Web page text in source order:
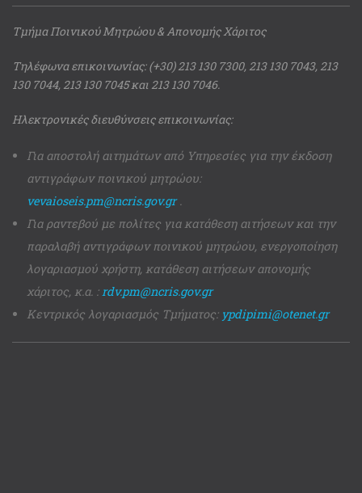
Τμήμα Ποινικού Μητρώου & Απονομής Χάριτος
Τηλέφωνα επικοινωνίας: (+30) 213 130 7300, 213 130 7043, 213
130 7044, 213 130 7045 και 213 130 7046.
Ηλεκτρονικές διευθύνσεις επικοινωνίας:
Για αποστολή αιτημάτων από Υπηρεσίες για την έκδοση
αντιγράφων ποινικού μητρώου:
vevaioseis.pm@ncris.gov.gr.
Για ραντεβού με πολίτες για κατάθεση αιτήσεων και την
παραλαβή αντιγράφων ποινικού μητρώου, ενεργοποίηση
λογαριασμού χρήστη, κατάθεση αιτήσεων απονομής
χάριτος, κ.α. :rdv.pm@ncris.gov.gr
Κεντρικός λογαριασμός Τμήματος: ypdipimi@otenet.gr